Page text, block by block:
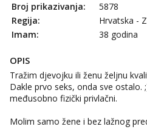
Broj prikazivanja:
5878
Regija:
Hrvatska -
Imam:
38 godina
OPIS
Tražim djevojku ili ženu željnu
Dakle prvo seks, onda sve
međusobno fizički privlačni.
Molim samo žene i bez lažnog